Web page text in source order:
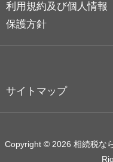
利用規約及び個人情報
保護方針
サイトマップ
Copyright © 2026 相続税な